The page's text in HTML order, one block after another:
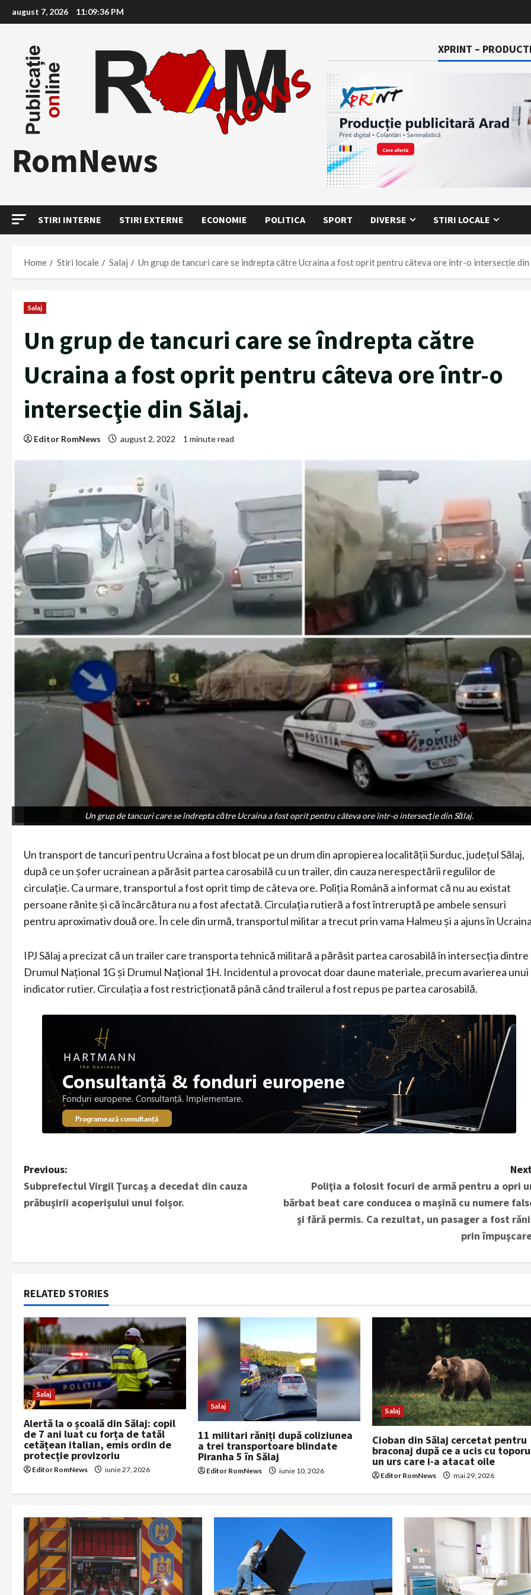
to
august 7, 2026 11:09:37 PM
RomNews
XPRINT –
STIRI INTERNE STIRI EXTERNE ECONOMIE POLITICA SPORT DIVERSE STIRI LOCALE
Home Stiri locale Salaj Un grup de tancuri care se îndrepta către Ucraina a fost oprit pentru câteva ore într-o intersecţie din
Salaj
Un grup de tancuri care se îndrepta către
Ucraina a fost oprit pentru câteva ore într-o
intersecţie din Sălaj.
Editor RomNews august 2, 2022 1 minute read
Un grup de tancuri care se îndrepta către Ucraina a fost oprit pentru câteva ore într-o intersecţie din Sălaj.
Un grup de tancuri care se îndrepta către Ucraina a fost oprit pentru câteva ore într-o intersecţie din Sălaj.
Un transport de tancuri pentru Ucraina a fost blocat pe un drum din apropierea localității Surduc, județul Sălaj,
după ce un șofer ucrainean a părăsit partea carosabilă cu un trailer, din cauza nerespectării regulilor de
circulație. Ca urmare, transportul a fost oprit timp de câteva ore. Poliția Română a informat că nu au existat
persoane rănite și că încărcătura nu a fost afectată. Circulația rutieră a fost întreruptă pe ambele sensuri
pentru aproximativ două ore. În cele din urmă, transportul militar a trecut prin vama Halmeu și a ajuns în
IPJ Sălaj a precizat că un trailer care transporta tehnică militară a părăsit partea carosabilă în intersecția dintre
Drumul Național 1G și Drumul Național 1H. Incidentul a provocat doar daune materiale, precum avarierea unui
indicator rutier. Circulația a fost restricționată până când trailerul a fost repus pe partea carosabilă.
P
o
a
v
i
g
a
t
i
o
n
Previous:
Subprefectul Virgil Ţurcaş a decedat din cauza
prăbuşirii acoperişului unui foişor.
Poliţia a folosit focuri de armă pentru a opri
bărbat beat care conducea o maşină cu numere
şi fără permis. Ca rezultat, un pasager a fost
prin
RELATED STORIES
Salaj
Alertă la o școală din Sălaj: copil
de 7 ani luat cu forța de tatăl
cetățean italian, emis ordin de
protecție provizoriu
Editor RomNews iunie 27, 2026
Salaj
11 militari răniți după coliziunea
a trei transportoare blindate
Piranha 5 în Sălaj
Editor RomNews iunie 10, 2026
Salaj
Cioban din Sălaj cercetat pentru
braconaj după ce a ucis cu
un urs care i-a atacat oile
Editor RomNews mai 29, 2026